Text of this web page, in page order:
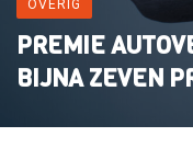
OVERIG
PREMIE
BIJNA ZEVEN